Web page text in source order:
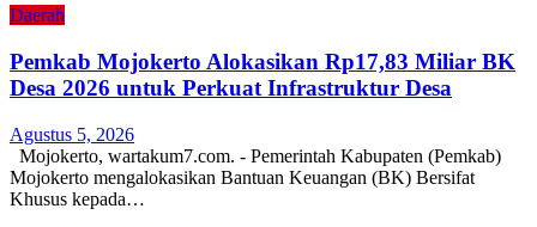
Daerah
Pemkab Mojokerto Alokasikan Rp17,83 Miliar BK
Desa 2026 untuk Perkuat Infrastruktur Desa
Agustus 5, 2026
Mojokerto, wartakum7.com. - Pemerintah Kabupaten (Pemkab)
Mojokerto mengalokasikan Bantuan Keuangan (BK) Bersifat
Khusus kepada…